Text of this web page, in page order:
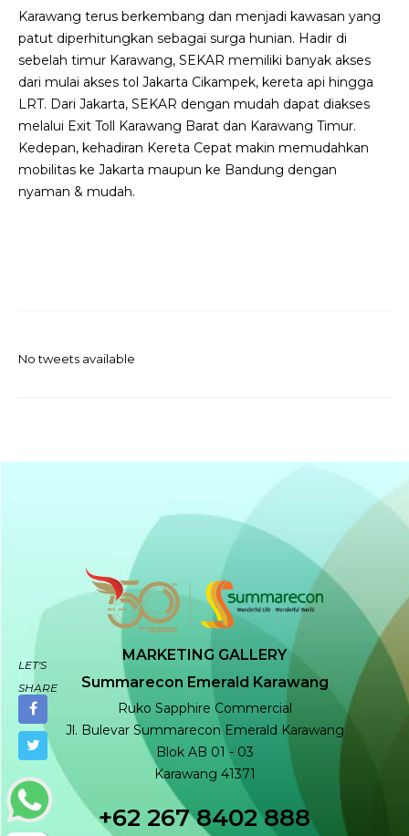
Karawang terus berkembang dan menjadi kawasan yang
patut diperhitungkan sebagai surga hunian. Hadir di
sebelah timur Karawang, SEKAR memiliki banyak akses
dari mulai akses tol Jakarta Cikampek, kereta api hingga
LRT. Dari Jakarta, SEKAR dengan mudah dapat diakses
melalui Exit Toll Karawang Barat dan Karawang Timur.
Kedepan, kehadiran Kereta Cepat makin memudahkan
mobilitas ke Jakarta maupun ke Bandung dengan
nyaman & mudah.
LET'S
SHARE
No tweets available
MARKETING GALLERY
Summarecon Emerald Karawang
Ruko Sapphire Commercial
Jl. Bulevar Summarecon Emerald Karawang
Blok AB 01 - 03
Karawang 41371
+62 267 8402 888